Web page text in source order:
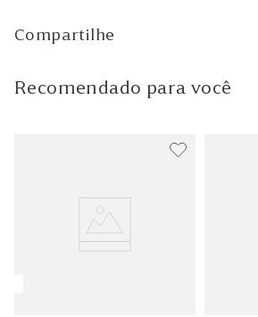
Compartilhe
Recomendado para você